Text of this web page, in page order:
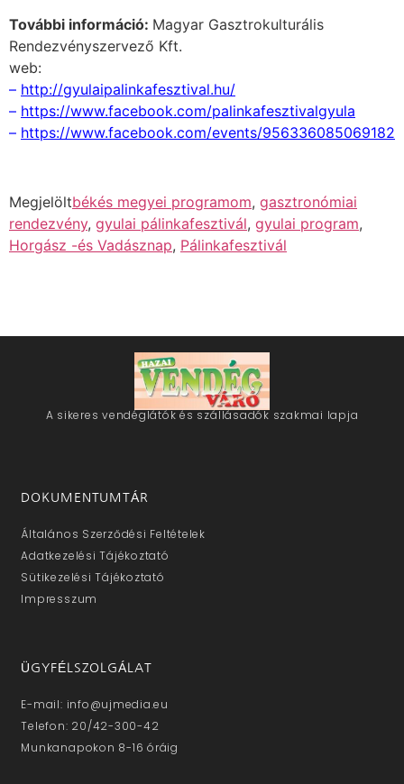
További információ: Magyar Gasztrokulturális
Rendezvényszervező Kft.
web:
– http://gyulaipalinkafesztival.hu/
– https://www.facebook.com/palinkafesztivalgyula
– https://www.facebook.com/events/956336085069182
Megjelöltbékés megyei programom, gasztronómiai
rendezvény, gyulai pálinkafesztivál, gyulai program,
Horgász -és Vadásznap, Pálinkafesztivál
A sikeres vendéglátók és szállásadók szakmai lapja
DOKUMENTUMTÁR
Általános Szerződési Feltételek
Adatkezelési Tájékoztató
Sütikezelési Tájékoztató
Impresszum
ÜGYFÉLSZOLGÁLAT
E-mail: info@ujmedia.eu
Telefon: 20/42-300-42
Munkanapokon 8-16 óráig